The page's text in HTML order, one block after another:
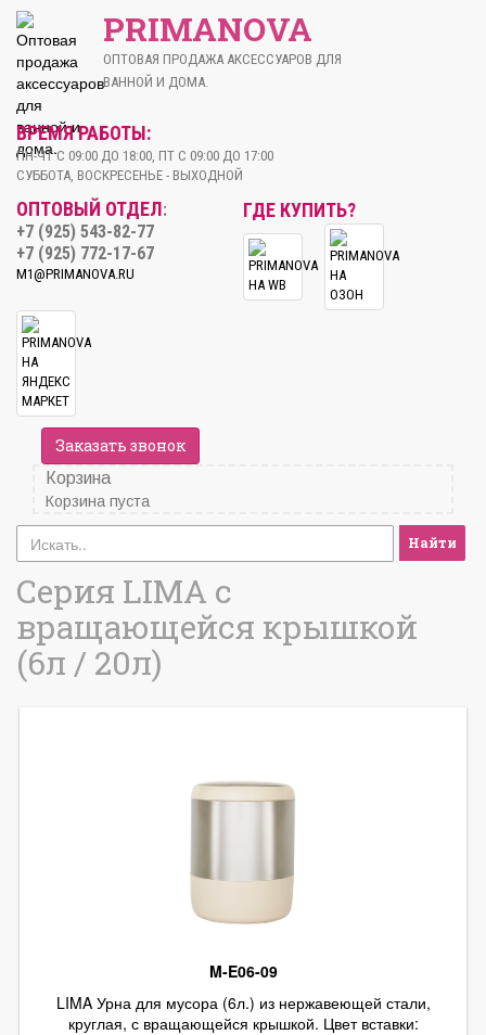
PRIMANOVA
ОПТОВАЯ ПРОДАЖА АКСЕССУАРОВ ДЛЯ
ВАННОЙ И ДОМА.
ВРЕМЯ РАБОТЫ:
ПН-ЧТ С 09:00 ДО 18:00, ПТ С 09:00 ДО 17:00
СУББОТА, ВОСКРЕСЕНЬЕ - ВЫХОДНОЙ
ОПТОВЫЙ ОТДЕЛ:
+7 (925) 543-82-77
+7 (925) 772-17-67
M1@PRIMANOVA.RU
ГДЕ КУПИТЬ?
Заказать звонок
Корзина
Корзина пуста
Найти
Серия LIMA с
вращающейся крышкой
(6л / 20л)
M-E06-09
LIMA Урна для мусора (6л.) из нержавеющей стали,
круглая, с вращающейся крышкой. Цвет вставки: